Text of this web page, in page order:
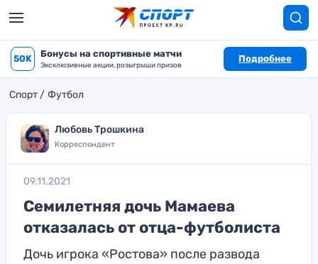
50K Бонусы на спортивные матчи
Эксклюзивные акции, розыгрыши призов
Подробнее
Спорт Футбол
Любовь Трошкина
Корреспондент
09.11.2021
Семилетняя дочь Мамаева
отказалась от отца-футболиста
Дочь игрока «Ростова» после развода